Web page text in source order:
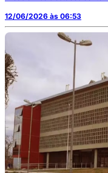
12/06/2026 às 06:53